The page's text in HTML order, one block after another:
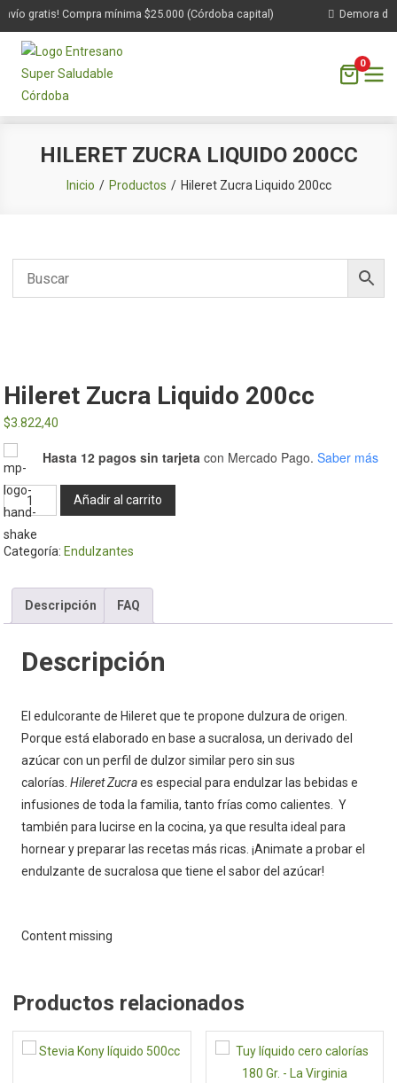
gratis! Compra mínima $25.000 (Córdoba capital) Demora de
0
HILERET ZUCRA LIQUIDO 200CC
Inicio Productos Hileret Zucra Liquido 200cc
Hileret Zucra Liquido 200cc
$3.822,40
Hasta 12 pagos sin tarjeta con Mercado Pago. Saber más
Hileret
Zucra
Liquido
200cc
Añadir al carrito
Categoría: Endulzantes
Descripción FAQ
Descripción
El edulcorante de Hileret que te propone dulzura de origen.
Porque está elaborado en base a sucralosa, un derivado del
azúcar con un perfil de dulzor similar pero sin sus
calorías. Hileret Zucraes especial para endulzar las bebidas e
infusiones de toda la familia, tanto frías como calientes. Y
también para lucirse en la cocina, ya que resulta ideal para
hornear y preparar las recetas más ricas. ¡Animate a probar el
endulzante de sucralosa que tiene el sabor del azúcar!
Content missing
Productos relacionados